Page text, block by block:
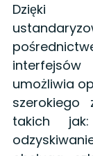
umożliwia
szerokiego
takich jak: